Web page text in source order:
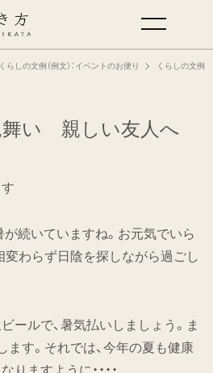
くらしの文例（例文）：イベントのお便り くらしの文例（
舞い 親しい友人へ
続いていますね。お元気でいら
変わらず日陰を探しながら過ごし
ールで、暑気払いしましょう。ま
ます。それでは、今年の夏も健康
ますように・・・・
イト